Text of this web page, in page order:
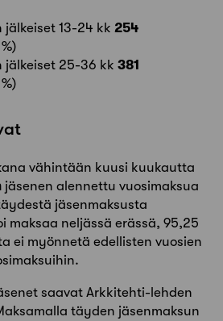
jälkeiset 13-24 kk 254
jälkeiset 25-36 kk 381
vähintään kuusi kuukautta
jäsenen alennettu vuosimaksua
jäsenmaksusta
maksaa neljässä erässä, 95,25
ei myönnetä edellisten vuosien
saavat Arkkitehti-lehden
täyden jäsenmaksun